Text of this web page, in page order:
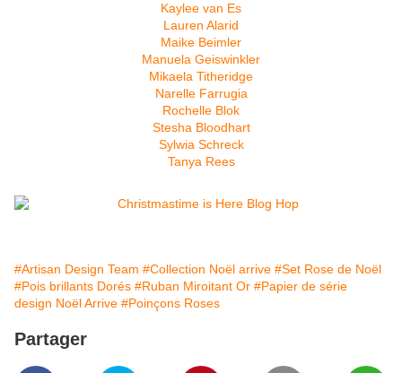
Kaylee van Es
Lauren Alarid
Maike Beimler
Manuela Geiswinkler
Mikaela Titheridge
Narelle Farrugia
Rochelle Blok
Stesha Bloodhart
Sylwia Schreck
Tanya Rees
#Artisan Design Team #Collection Noël arrive #Set Rose de Noël
#Pois brillants Dorés #Ruban Miroitant Or #Papier de série
design Noël Arrive #Poinçons Roses
Partager